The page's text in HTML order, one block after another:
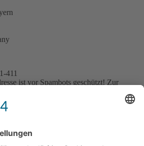
411
ist vor Spambots geschützt! Zur
eingeschaltet sein.
eingeschaltet sein.